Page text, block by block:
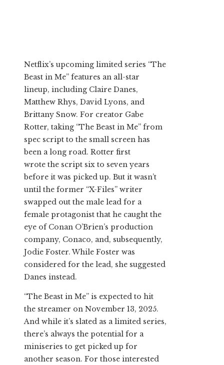
Netflix’s upcoming limited series “The
Beast in Me” features an all-star
lineup, including Claire Danes,
Matthew Rhys, David Lyons, and
Brittany Snow. For creator Gabe
Rotter, taking “The Beast in Me” from
spec script to the small screen has
been a long road. Rotter first
wrote the script six to seven years
before it was picked up. But it wasn’t
until the former “X-Files” writer
swapped out the male lead for a
female protagonist that he caught the
eye of Conan O’Brien’s production
company, Conaco, and, subsequently,
Jodie Foster. While Foster was
considered for the lead, she suggested
Danes instead.
“The Beast in Me” is expected to hit
the streamer on November 13, 2025.
And while it’s slated as a limited series,
there’s always the potential for a
miniseries to get picked up for
another season. For those interested